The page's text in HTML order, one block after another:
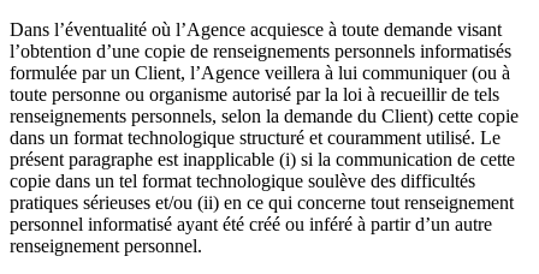
Dans l’éventualité où l’Agence acquiesce à toute demande visant
l’obtention d’une copie de renseignements personnels informatisés
formulée par un Client, l’Agence veillera à lui communiquer (ou à
toute personne ou organisme autorisé par la loi à recueillir de tels
renseignements personnels, selon la demande du Client) cette copie
dans un format technologique structuré et couramment utilisé. Le
présent paragraphe est inapplicable (i) si la communication de cette
copie dans un tel format technologique soulève des difficultés
pratiques sérieuses et/ou (ii) en ce qui concerne tout renseignement
personnel informatisé ayant été créé ou inféré à partir d’un autre
renseignement personnel.